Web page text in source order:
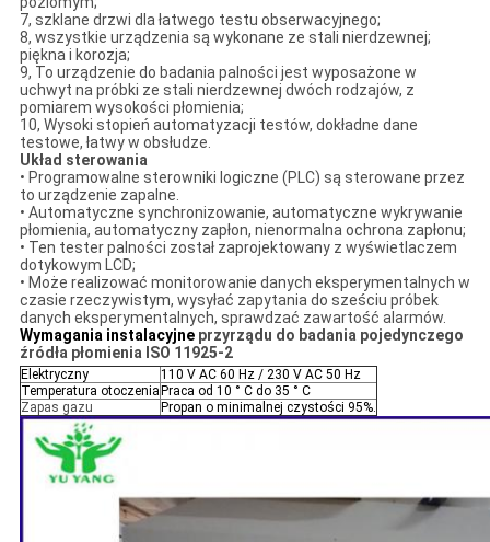
7, szklane drzwi dla łatwego testu obserwacyjnego;
8, wszystkie urządzenia są wykonane ze stali nierdzewnej;
piękna i korozja;
9, To urządzenie do badania palności jest wyposażone w
uchwyt na próbki ze stali nierdzewnej dwóch rodzajów, z
pomiarem wysokości płomienia;
10, Wysoki stopień automatyzacji testów, dokładne dane
testowe, łatwy w obsłudze.
Układ sterowania
• Programowalne sterowniki logiczne (PLC) są sterowane przez
to urządzenie zapalne.
• Automatyczne synchronizowanie, automatyczne wykrywanie
płomienia, automatyczny zapłon, nienormalna ochrona zapłonu;
• Ten tester palności został zaprojektowany z wyświetlaczem
dotykowym LCD;
• Może realizować monitorowanie danych eksperymentalnych w
czasie rzeczywistym, wysyłać zapytania do sześciu próbek
danych eksperymentalnych, sprawdzać zawartość alarmów.
Wymagania instalacyjne przyrządu do badania pojedynczego
źródła płomienia ISO 11925-2
Elektryczny
110 V AC 60 Hz / 230 V AC 50 Hz
Temperatura otoczenia Praca od 10 ° C do 35 ° C
Zapas gazu
Propan o minimalnej czystości 95%.